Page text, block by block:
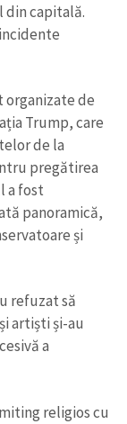
din capitală.
organizate de
Trump, care
de la
pregătirea
a fost
panoramică,
și
refuzat să
artiști și-au
a
religios cu